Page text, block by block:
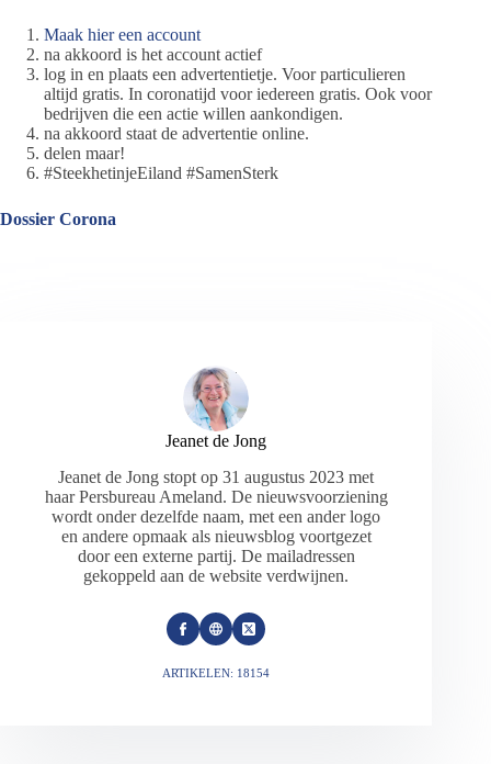
Maak hier een account
na akkoord is het account actief
log in en plaats een advertentietje. Voor particulieren
altijd gratis. In coronatijd voor iedereen gratis. Ook voor
bedrijven die een actie willen aankondigen.
na akkoord staat de advertentie online.
delen maar!
#SteekhetinjeEiland #SamenSterk
Dossier Corona
Jeanet de Jong
Jeanet de Jong stopt op 31 augustus 2023 met
haar Persbureau Ameland. De nieuwsvoorziening
wordt onder dezelfde naam, met een ander logo
en andere opmaak als nieuwsblog voortgezet
door een externe partij. De mailadressen
gekoppeld aan de website verdwijnen.
ARTIKELEN: 18154